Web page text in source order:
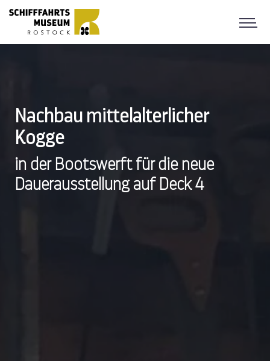
Nachbau mittelalterlicher
Kogge
in der Bootswerft für die neue
Dauerausstellung auf Deck 4